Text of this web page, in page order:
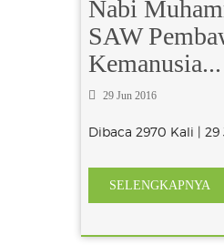
Nabi
SAW
Kemanusia...
29 Jun 2016
Dibaca 2970 Kali | 29
SELENGKAPNYA